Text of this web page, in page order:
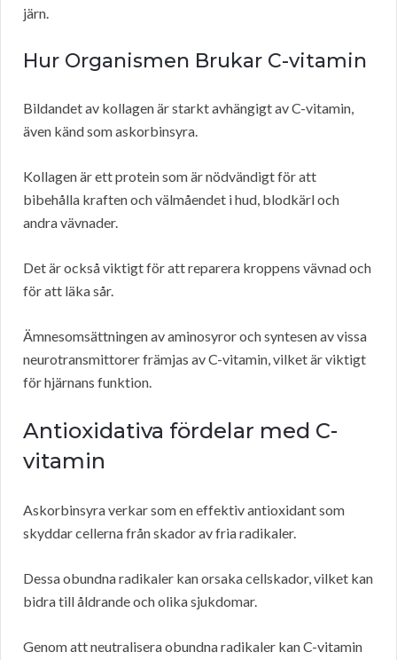
järn.
Hur Organismen Brukar C-vitamin
Bildandet av kollagen är starkt avhängigt av C-vitamin,
även känd som askorbinsyra.
Kollagen är ett protein som är nödvändigt för att
bibehålla kraften och välmåendet i hud, blodkärl och
andra vävnader.
Det är också viktigt för att reparera kroppens vävnad och
för att läka sår.
Ämnesomsättningen av aminosyror och syntesen av vissa
neurotransmittorer främjas av C-vitamin, vilket är viktigt
för hjärnans funktion.
Antioxidativa fördelar med C-
vitamin
Askorbinsyra verkar som en effektiv antioxidant som
skyddar cellerna från skador av fria radikaler.
Dessa obundna radikaler kan orsaka cellskador, vilket kan
bidra till åldrande och olika sjukdomar.
Genom att neutralisera obundna radikaler kan C-vitamin